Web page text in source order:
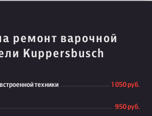
ремонт варочной
Kuppersbusch
техники 1 050 руб.
950 руб.